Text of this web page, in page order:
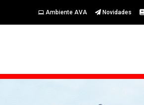
Ambiente AVA Novidades